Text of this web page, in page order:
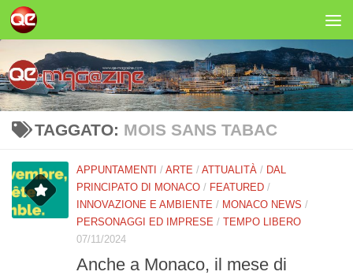
Salta al contenuto
TAGGATO: MOIS SANS TABAC
APPUNTAMENTI / ARTE / ATTUALITÀ / DAL
PRINCIPATO DI MONACO / FEATURED /
INNOVAZIONE E AMBIENTE / MONACO NEWS /
PERSONAGGI ED IMPRESE / TEMPO LIBERO
07/11/2024
Anche a Monaco, il mese di